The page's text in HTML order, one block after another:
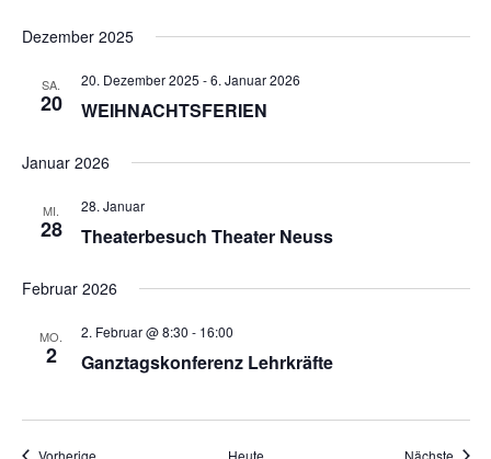
Dezember 2025
SA.
20 WEIHNACHTSFERIEN
20. Dezember 2025 -6. Januar 2026
Januar 2026
MI.
28 Theaterbesuch Theater Neuss
28. Januar
Februar 2026
MO.
2 Ganztagskonferenz Lehrkräfte
2. Februar @ 8:30 - 16:00
VorherigeVeranstaltungen Heute Nächste